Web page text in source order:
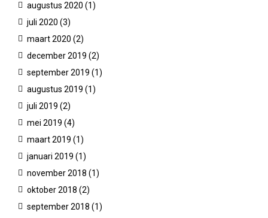
augustus 2020 (1)
juli 2020 (3)
maart 2020 (2)
december 2019 (2)
september 2019 (1)
augustus 2019 (1)
juli 2019 (2)
mei 2019 (4)
maart 2019 (1)
januari 2019 (1)
november 2018 (1)
oktober 2018 (2)
september 2018 (1)